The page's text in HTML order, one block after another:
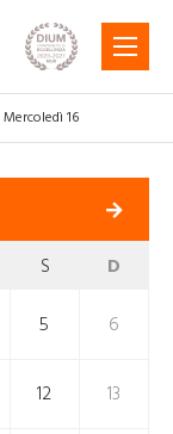
MENU
Mercoledì 16
S D
5 6
12 13